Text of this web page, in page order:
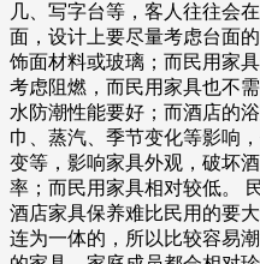
几、写字台等，客人往往会
面，设计上要尽量考虑台面
饰面材料或玻璃；而民用家
考虑阻燃，而民用家具也不
水防潮性能要好；而酒店的
巾、蒸汽、季节变化等影响
变等，影响家具外观，破坏
率；而民用家具相对较低。
酒店家具保养难比民用的要
连为一体的，所以比较容易